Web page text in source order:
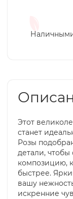
Этот
станет
Розы
детали,
композицию,
быстрее.
вашу
искренние